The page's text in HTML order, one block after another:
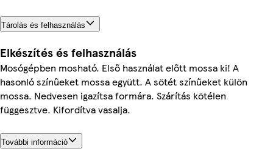
Tárolás és felhasználás
Elkészítés és felhasználás
Mosógépben mosható. Első használat előtt mossa ki! A
hasonló színűeket mossa együtt. A sötét színűeket külön
mossa. Nedvesen igazítsa formára. Szárítás kötélen
függesztve. Kifordítva vasalja.
További információ